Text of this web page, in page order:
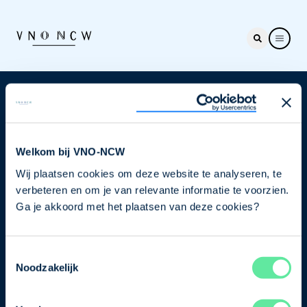
Welkom bij VNO-NCW
Wij plaatsen cookies om deze website te analyseren, te
verbeteren en om je van relevante informatie te voorzien.
Ga je akkoord met het plaatsen van deze cookies?
Noodzakelijk
Nieuwsbrief
je nu in voor de VNO-NCW nieuwsbrief.
Schrijf je in
Direct naar
Ons verhaal